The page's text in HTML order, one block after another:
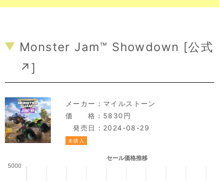
Monster Jam™ Showdown [公式
↗]
メーカー： マイルストーン
価 格：5830円
発売日：2024-08-29
未購入